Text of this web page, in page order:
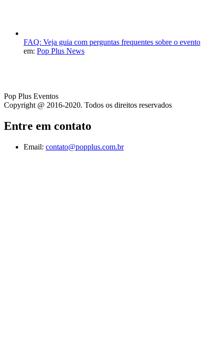
FAQ: Veja guia com perguntas frequentes sobre o evento
em: Pop Plus News
Pop Plus Eventos
Copyright @ 2016-2020. Todos os direitos reservados
Entre em contato
Email: contato@popplus.com.br